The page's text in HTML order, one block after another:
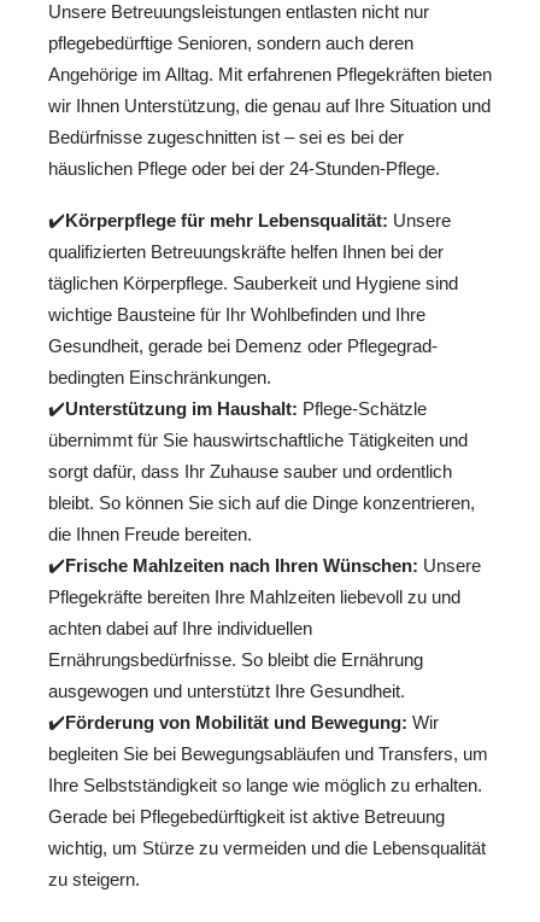
Unsere Betreuungsleistungen entlasten nicht nur
pflegebedürftige Senioren, sondern auch deren
Angehörige im Alltag. Mit erfahrenen Pflegekräften bieten
wir Ihnen Unterstützung, die genau auf Ihre Situation und
Bedürfnisse zugeschnitten ist – sei es bei der
häuslichen Pflege oder bei der 24-Stunden-Pflege.
✔️Körperpflege für mehr Lebensqualität: Unsere
qualifizierten Betreuungskräfte helfen Ihnen bei der
täglichen Körperpflege. Sauberkeit und Hygiene sind
wichtige Bausteine für Ihr Wohlbefinden und Ihre
Gesundheit, gerade bei Demenz oder Pflegegrad-
bedingten Einschränkungen.
✔️Unterstützung im Haushalt: Pflege-Schätzle
übernimmt für Sie hauswirtschaftliche Tätigkeiten und
sorgt dafür, dass Ihr Zuhause sauber und ordentlich
bleibt. So können Sie sich auf die Dinge konzentrieren,
die Ihnen Freude bereiten.
✔️Frische Mahlzeiten nach Ihren Wünschen: Unsere
Pflegekräfte bereiten Ihre Mahlzeiten liebevoll zu und
achten dabei auf Ihre individuellen
Ernährungsbedürfnisse. So bleibt die Ernährung
ausgewogen und unterstützt Ihre Gesundheit.
✔️Förderung von Mobilität und Bewegung: Wir
begleiten Sie bei Bewegungsabläufen und Transfers, um
Ihre Selbstständigkeit so lange wie möglich zu erhalten.
Gerade bei Pflegebedürftigkeit ist aktive Betreuung
wichtig, um Stürze zu vermeiden und die Lebensqualität
zu steigern.